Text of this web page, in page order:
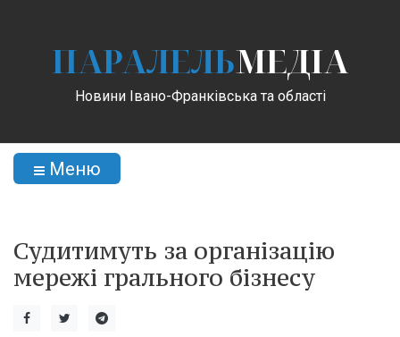
ПАРАЛЕЛЬМЕДІА
Новини Івано-Франківська та області
Меню
Судитимуть за організацію
мережі грального бізнесу